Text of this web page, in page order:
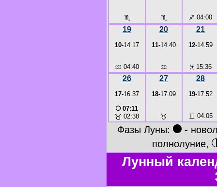
♏ ♏ ♐ 04:00
19
10-14:17
♒ 04:40
20
11-14:40
♒
21
12-14:59
♓ 15:36
26
17-16:37
○07:11
♉ 02:38
27
18-17:09
♉
28
19-17:52
♊ 04:05
Фазы Луны: ● -
полнолуние,
Лунный